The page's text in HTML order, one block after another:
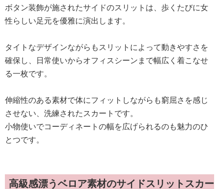
ボタン装飾が施されたサイドのスリットは、歩くたびに女
性らしい足元を優雅に演出します。
タイトなデザインながらもスリットによって動きやすさを
確保し、日常使いからオフィスシーンまで幅広く着こなせ
る一枚です。
伸縮性のある素材で体にフィットしながらも窮屈さを感じ
させない、洗練されたスカートです。
小物使いでコーディネートの幅を広げられるのも魅力のひ
とつです。
高級感漂うベロア素材のサイドスリットスカー